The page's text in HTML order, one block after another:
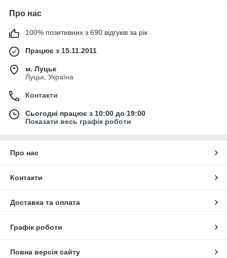
Про нас
100% позитивних з 690 відгуків за рік
Працює з 15.11.2011
м. Луцьк
Луцьк, Україна
Контакти
Сьогодні працює з 10:00 до 19:00
Показати весь графік роботи
Про нас
Контакти
Доставка та оплата
Графік роботи
Повна версія сайту